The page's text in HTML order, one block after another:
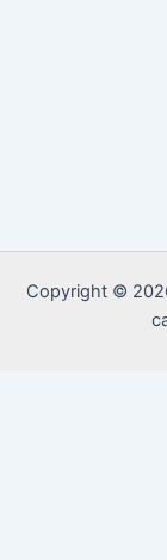
Copyright ©